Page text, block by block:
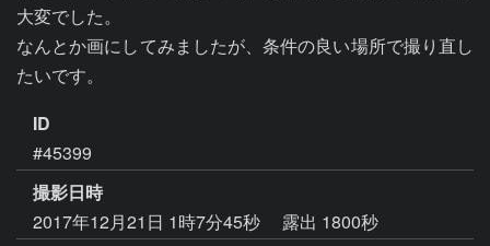
大変でした。
なんとか画にしてみましたが、条件の良い場所で撮り直し
たいです。
ID
#45399
撮影日時
2017年12月21日 1時7分45秒
露出 1800秒